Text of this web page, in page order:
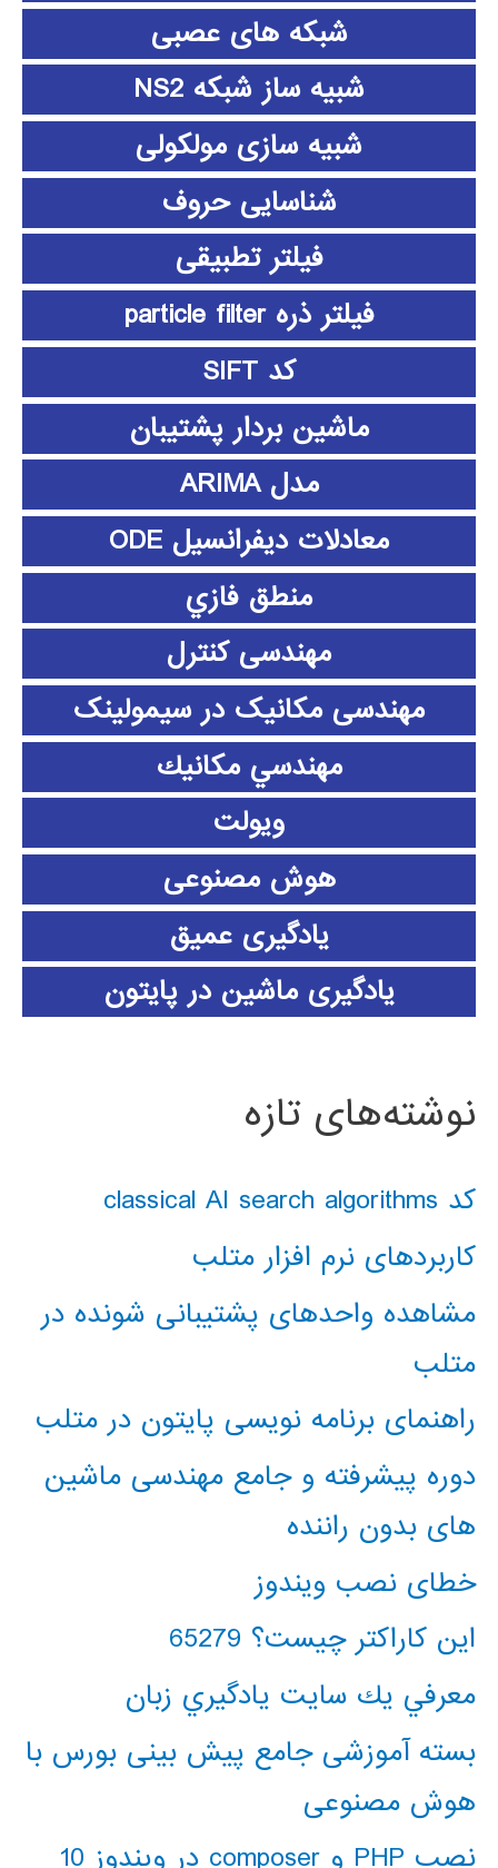
شبکه های عصبی
شبیه ساز شبکه NS2
شبیه سازی مولکولی
شناسایی حروف
فیلتر تطبیقی
فیلتر ذره particle filter
کد SIFT
ماشین بردار پشتیبان
مدل ARIMA
معادلات دیفرانسیل ODE
منطق فازي
مهندسی کنترل
مهندسی مکانیک در سیمولینک
مهندسي مكانيك
ویولت
هوش مصنوعی
یادگیری عمیق
یادگیری ماشین در پایتون
نوشته‌های تازه
کد classical AI search algorithms
کاربردهای نرم افزار متلب
مشاهده واحدهای پشتیبانی شونده در
متلب
راهنمای برنامه نویسی پایتون در متلب
دوره پیشرفته و جامع مهندسی ماشین
های بدون راننده
خطای نصب ویندوز
این کاراکتر چیست؟ 65279
معرفي يك سايت يادگيري زبان
بسته آموزشی جامع پیش بینی بورس با
هوش مصنوعی
نصب PHP و composer در ویندوز 10